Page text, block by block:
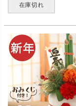
在庫切れ